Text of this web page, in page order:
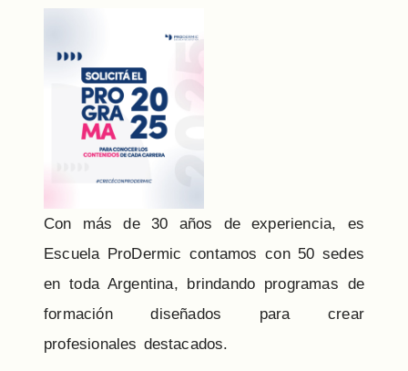
Con más de 30 años de experiencia, es
Escuela ProDermic contamos con 50 sedes
en toda Argentina, brindando programas de
formación diseñados para crear
profesionales destacados.